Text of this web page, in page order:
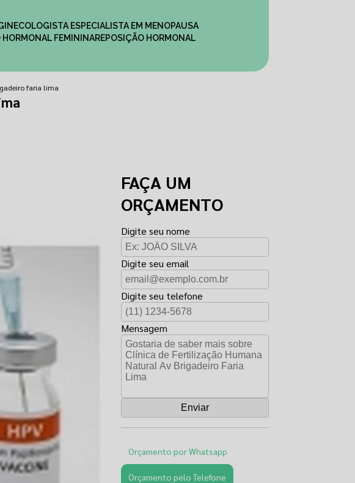
GINECOLOGISTA ESPECIALISTA EM MENOPAUSA
HORMONAL FEMININA
REPOSIÇÃO HORMONAL
faria lima
FAÇA UM
ORÇAMENTO
Digite seu nome
Digite seu email
Digite seu telefone
Mensagem
Orçamento por Whatsapp
Orçamento pelo Telefone